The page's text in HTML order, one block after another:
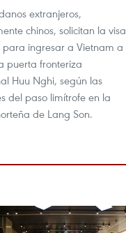
extranjeros,
chinos, solicitan la visa
para ingresar a Vietnam a
puerta fronteriza
Huu Nghi, según las
del paso limítrofe en la
de Lang Son.